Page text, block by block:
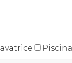
lavatrice Piscina